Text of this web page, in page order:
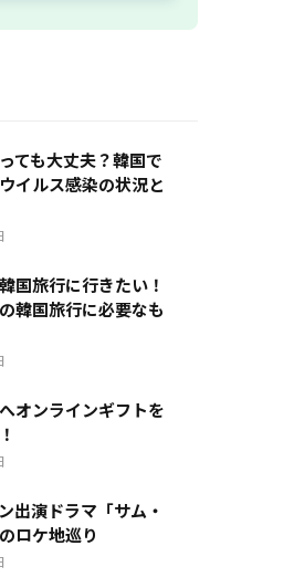
ても大丈夫？韓国で
イルス感染の状況と
国旅行に行きたい！
韓国旅行に必要なも
オンラインギフトを
出演ドラマ「サム・
ロケ地巡り